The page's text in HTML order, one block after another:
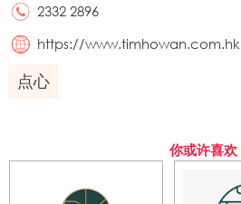
2332 2896
https://www.timhowan.com.hk
点心
你或许喜欢